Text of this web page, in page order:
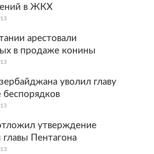
и техника
Интернет и СМИ
Среда обитания
о себе
в ЖКХ
арестовали
в продаже конины
уволил главу
беспорядков
утверждение
Пентагона